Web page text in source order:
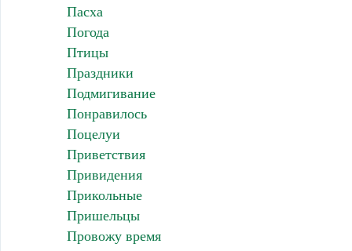
Пасха
Погода
Птицы
Праздники
Подмигивание
Понравилось
Поцелуи
Приветствия
Привидения
Прикольные
Пришельцы
Провожу время